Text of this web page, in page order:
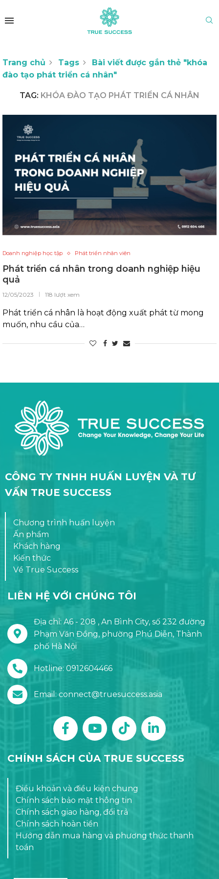
Trang chủ Tags
Bài viết được gắn thẻ "khóa
đào tạo phát triển cá nhân"
TAG: KHÓA ĐÀO TẠO PHÁT TRIỂN CÁ NHÂN
Doanh nghiệp học tập Phát triển nhân viên
Phát triển cá nhân trong doanh nghiệp hiệu
quả
12/05/2023 118 lượt xem
Phát triển cá nhân là hoạt động xuất phát từ mong
muốn, nhu cầu của…
CÔNG TY TNHH HUẤN LUYỆN VÀ TƯ
VẤN TRUE SUCCESS
Chương trình huấn luyện
Ấn phẩm
Khách hàng
Kiến thức
Về True Success
LIÊN HỆ VỚI CHÚNG TÔI
Địa chỉ: A6 - 208 , An Bình City, số 232 đường
Phạm Văn Đồng, phường Phú Diễn, Thành
phố Hà Nội
Hotline: 0912604466
Email: connect@truesuccess.asia
CHÍNH SÁCH CỦA TRUE SUCCESS
Điều khoản và điều kiện chung
Chính sách bảo mật thông tin
Chính sách giao hàng, đổi trả
Chính sách hoàn tiền
Hướng dẫn mua hàng và phương thức thanh
toán